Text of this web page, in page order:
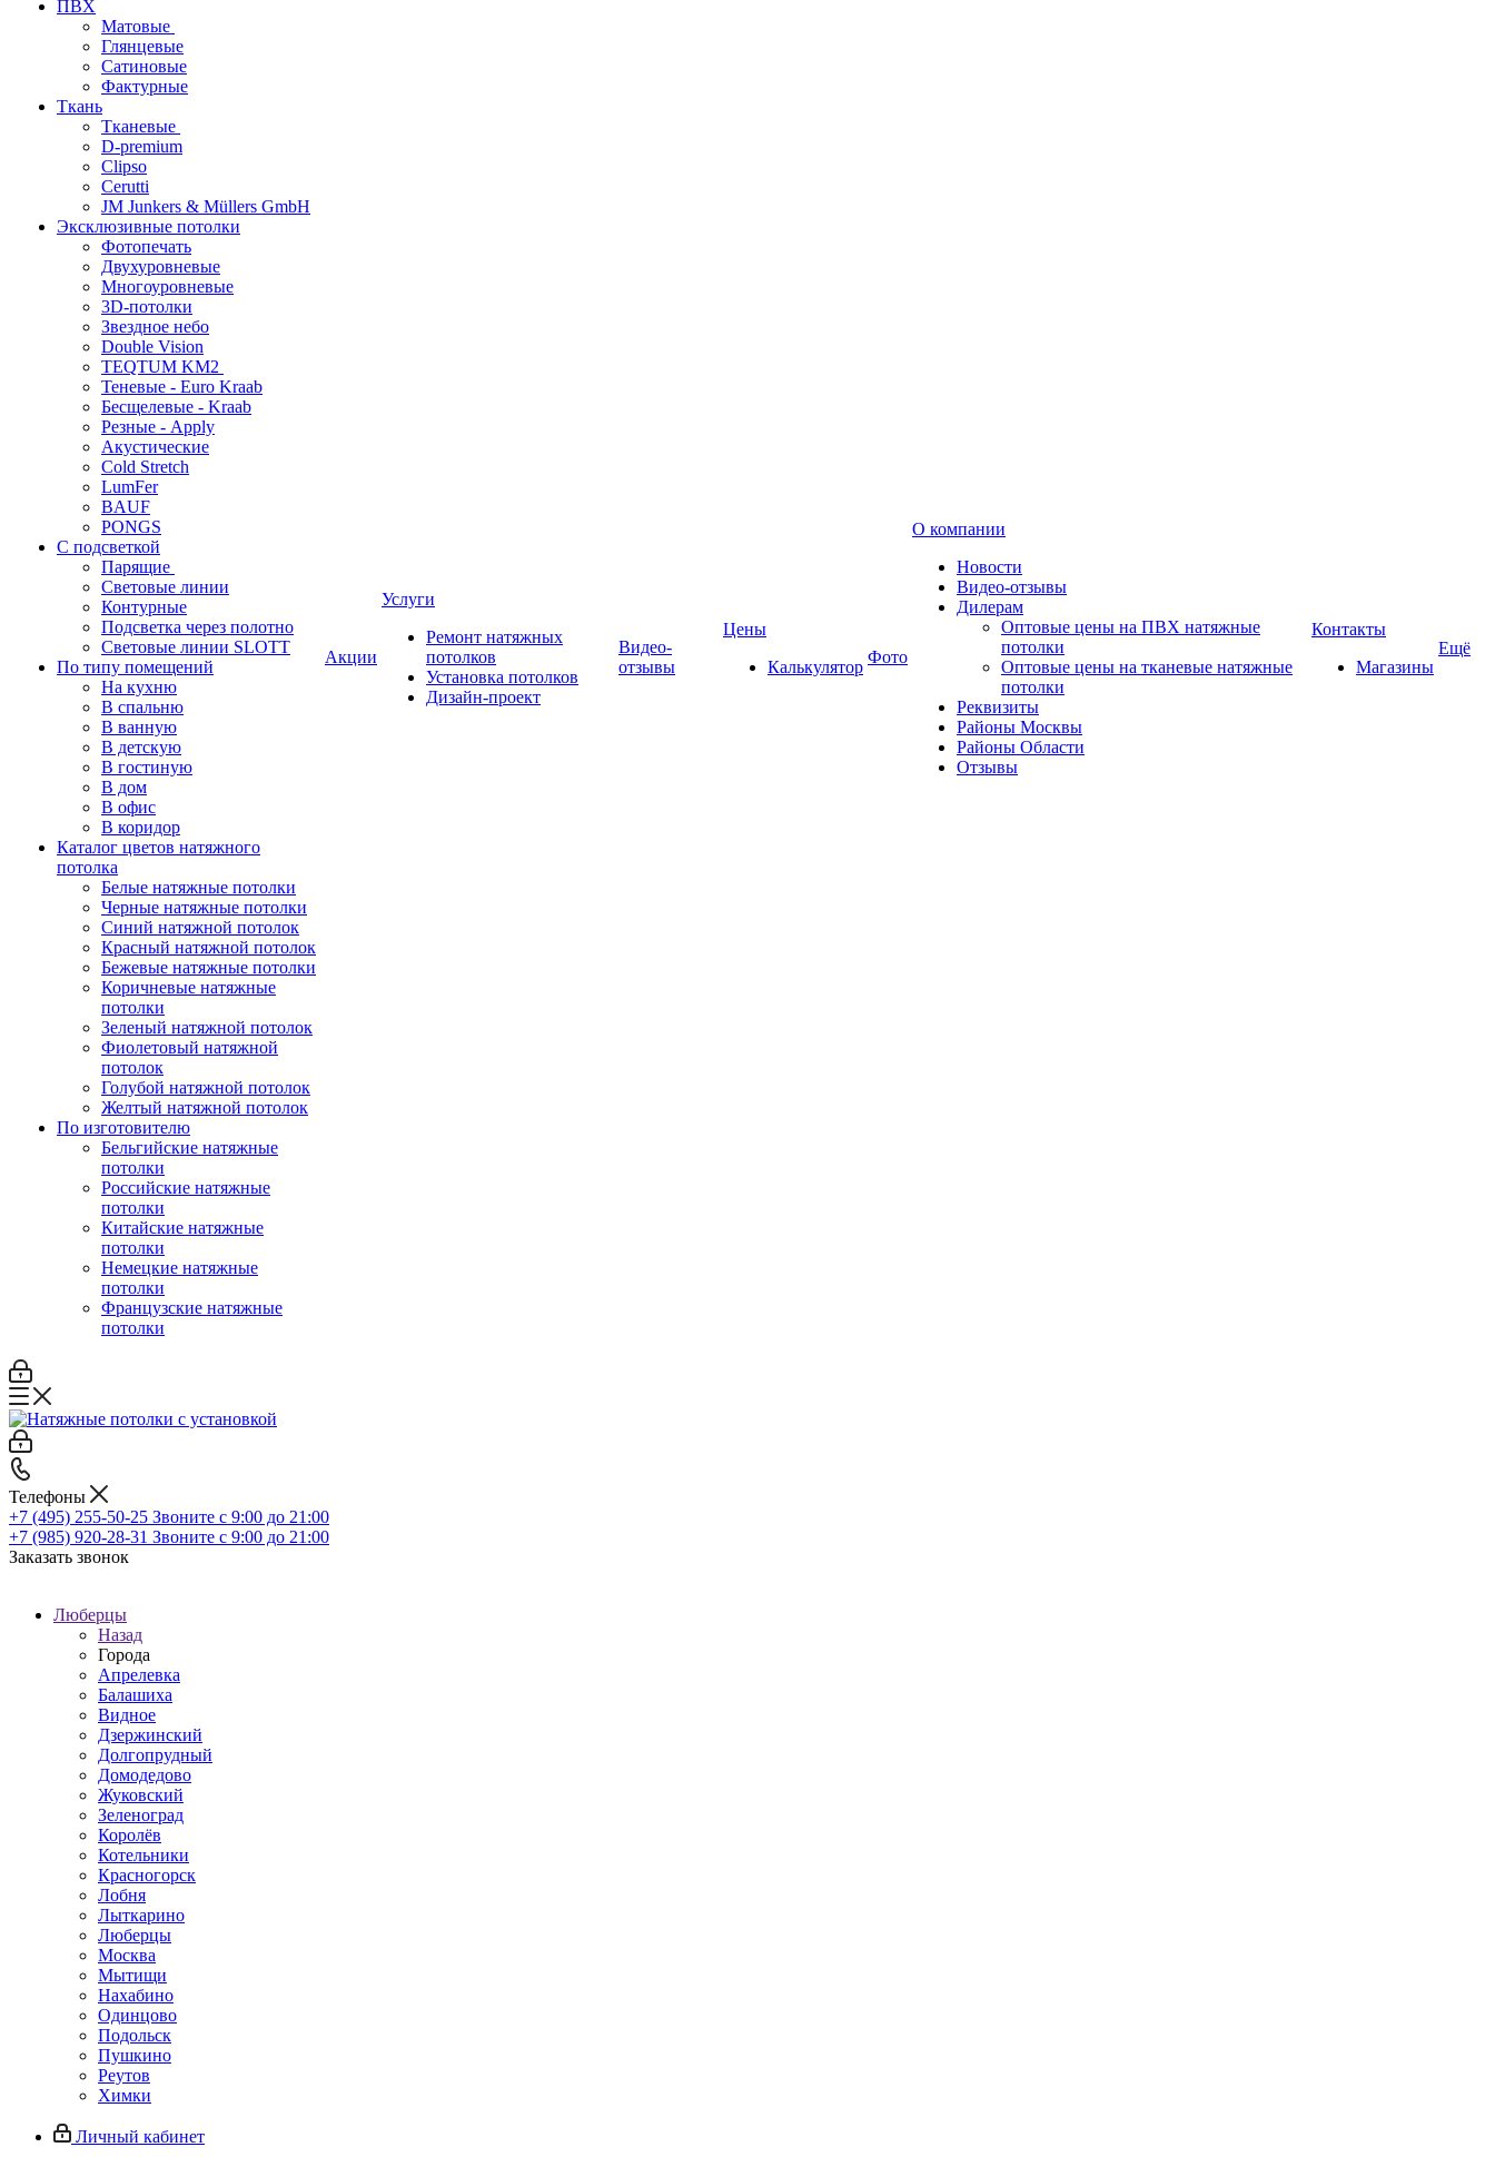
ПВХ
Матовые
Глянцевые
Сатиновые
Фактурные
Ткань
Тканевые
D-premium
Clipso
Cerutti
JM Junkers & Müllers GmbH
Эксклюзивные потолки
Фотопечать
Двухуровневые
Многоуровневые
3D-потолки
Звездное небо
Double Vision
TEQTUM KM2
Теневые - Euro Kraab
Бесщелевые - Kraab
Резные - Apply
Акустические
Cold Stretch
LumFer
BAUF
PONGS
С подсветкой
Парящие
Световые линии
Контурные
Подсветка через полотно
Световые линии SLOTT
По типу помещений
На кухню
В спальню
В ванную
В детскую
В гостиную
В дом
В офис
В коридор
Каталог цветов натяжного
потолка
Белые натяжные потолки
Черные натяжные потолки
Синий натяжной потолок
Красный натяжной потолок
Бежевые натяжные потолки
Коричневые натяжные
потолки
Зеленый натяжной потолок
Фиолетовый натяжной
потолок
Голубой натяжной потолок
Желтый натяжной потолок
По изготовителю
Бельгийские натяжные
потолки
Российские натяжные
потолки
Китайские натяжные
потолки
Немецкие натяжные
потолки
Французские натяжные
потолки
Акции
Услуги
Ремонт натяжных
потолков
Установка потолков
Дизайн-проект
Видео-
отзывы
Цены
Калькулятор
Фото
О компании
Новости
Видео-отзывы
Дилерам
Оптовые цены на ПВХ натяжные
потолки
Оптовые цены на тканевые натяжные
потолки
Реквизиты
Районы Москвы
Районы Области
Отзывы
Контакты
Магазины
Ещё
Телефоны
+7 (495) 255-50-25 Звоните с 9:00 до 21:00
+7 (985) 920-28-31 Звоните с 9:00 до 21:00
Заказать звонок
Люберцы
Назад
Города
Апрелевка
Балашиха
Видное
Дзержинский
Долгопрудный
Домодедово
Жуковский
Зеленоград
Королёв
Котельники
Красногорск
Лобня
Лыткарино
Люберцы
Москва
Мытищи
Нахабино
Одинцово
Подольск
Пушкино
Реутов
Химки
Личный кабинет